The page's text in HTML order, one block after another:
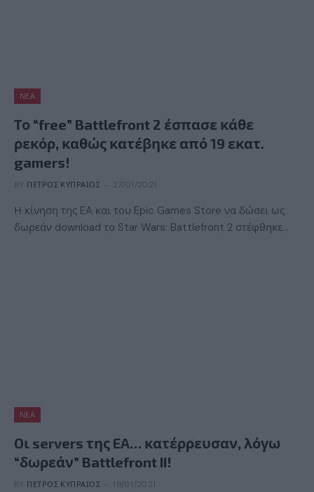
ΝΈΑ
Το “free” Battlefront 2 έσπασε κάθε
ρεκόρ, καθώς κατέβηκε από 19 εκατ.
gamers!
BY ΠΈΤΡΟΣ ΚΥΠΡΑΊΟΣ 27/01/2021
Η κίνηση της EA και του Epic Games Store να δώσει ως
δωρεάν download το Star Wars: Battlefront 2 στέφθηκε…
ΝΈΑ
Oι servers της EA… κατέρρευσαν, λόγω
“δωρεάν” Battlefront II!
BY ΠΈΤΡΟΣ ΚΥΠΡΑΊΟΣ 19/01/2021